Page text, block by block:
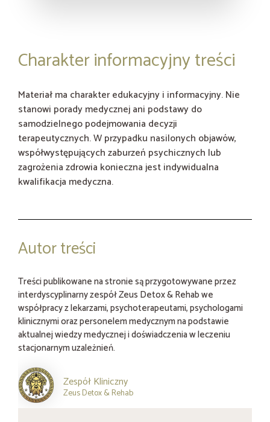
Charakter informacyjny treści
Materiał ma charakter edukacyjny i informacyjny. Nie
stanowi porady medycznej ani podstawy do
samodzielnego podejmowania decyzji
terapeutycznych. W przypadku nasilonych objawów,
współwystępujących zaburzeń psychicznych lub
zagrożenia zdrowia konieczna jest indywidualna
kwalifikacja medyczna.
Autor treści
Treści publikowane na stronie są przygotowywane przez
interdyscyplinarny zespół Zeus Detox & Rehab we
współpracy z lekarzami, psychoterapeutami, psychologami
klinicznymi oraz personelem medycznym na podstawie
aktualnej wiedzy medycznej i doświadczenia w leczeniu
stacjonarnym uzależnień.
Zespół Kliniczny
Zeus Detox & Rehab